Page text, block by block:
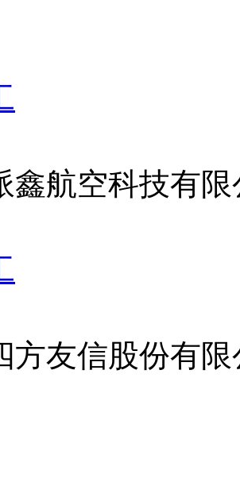
鑫航空科技有限
方友信股份有限